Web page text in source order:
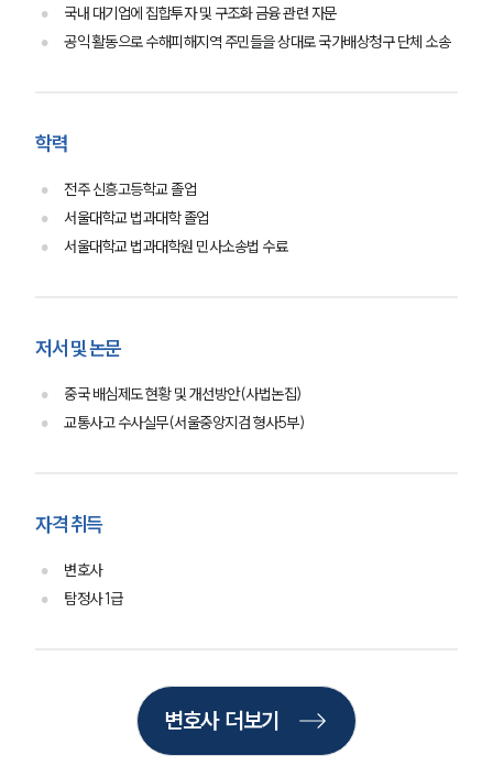
그룹소개
업무사례
고객후기
소식/자료
국내 대기업에 집합투자 및 구조화 금융 관련 자문
공익 활동으로 수해피해지역 주민들을 상대로 국가배상청구 단체 소송
학력
전주 신흥고등학교 졸업
서울대학교 법과대학 졸업
서울대학교 법과대학원 민사소송법 수료
저서 및 논문
중국 배심제도 현황 및 개선방안(사법논집)
교통사고 수사실무(서울중앙지검 형사5부)
자격 취득
변호사
탐정사 1급
변호사 더보기